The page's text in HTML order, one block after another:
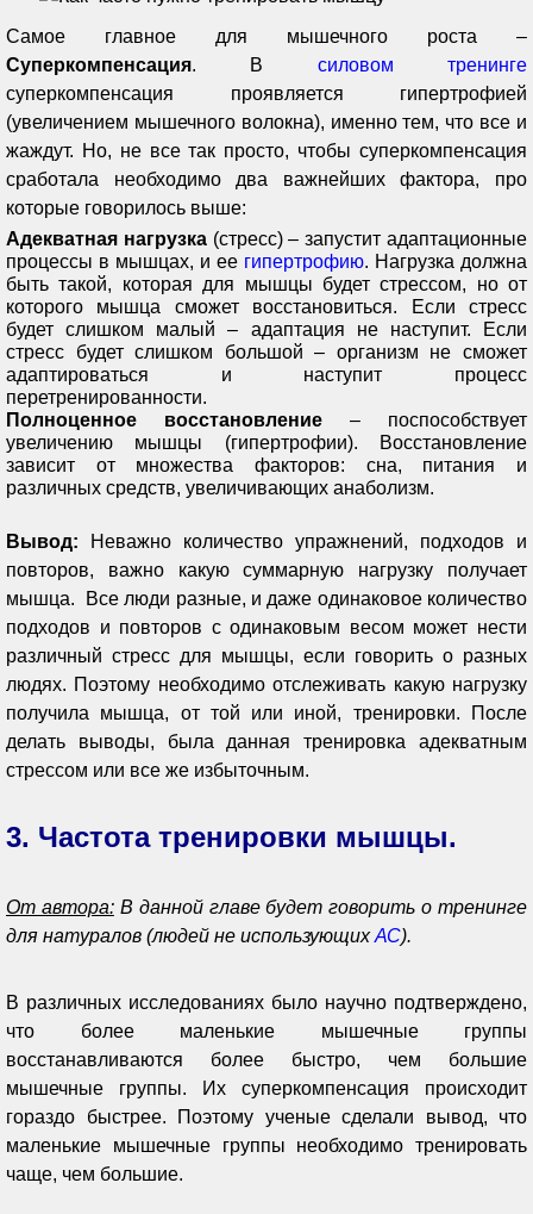
Самое главное для мышечного роста –
Суперкомпенсация. В силовом тренинге
суперкомпенсация проявляется гипертрофией
(увеличением мышечного волокна), именно тем, что все и
жаждут. Но, не все так просто, чтобы суперкомпенсация
сработала необходимо два важнейших фактора, про
которые говорилось выше:
Адекватная нагрузка(стресс) – запустит адаптационные
процессы в мышцах, и ее гипертрофию. Нагрузка должна
быть такой, которая для мышцы будет стрессом, но от
которого мышца сможет восстановиться. Если стресс
будет слишком малый – адаптация не наступит. Если
стресс будет слишком большой – организм не сможет
адаптироваться и наступит процесс
перетренированности.
Полноценное восстановление – поспособствует
увеличению мышцы (гипертрофии). Восстановление
зависит от множества факторов: сна, питания и
различных средств, увеличивающих анаболизм.
Вывод: Неважно количество упражнений, подходов и
повторов, важно какую суммарную нагрузку получает
мышца. Все люди разные, и даже одинаковое количество
подходов и повторов с одинаковым весом может нести
различный стресс для мышцы, если говорить о разных
людях. Поэтому необходимо отслеживать какую нагрузку
получила мышца, от той или иной, тренировки. После
делать выводы, была данная тренировка адекватным
стрессом или все же избыточным.
3. Частота тренировки мышцы.
От автора:В данной главе будет говорить о тренинге
для натуралов (людей не использующихАС).
В различных исследованиях было научно подтверждено,
что более маленькие мышечные группы
восстанавливаются более быстро, чем большие
мышечные группы. Их суперкомпенсация происходит
гораздо быстрее. Поэтому ученые сделали вывод, что
маленькие мышечные группы необходимо тренировать
чаще, чем большие.